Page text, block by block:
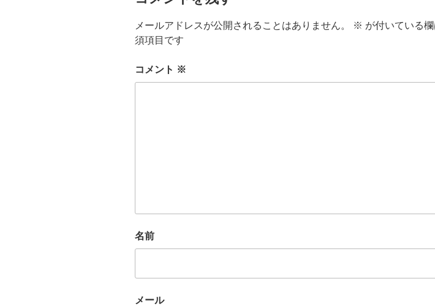
メールアドレスが公開されることはありません。 ※ が付いている
須項目です
コメント ※
名前
メール